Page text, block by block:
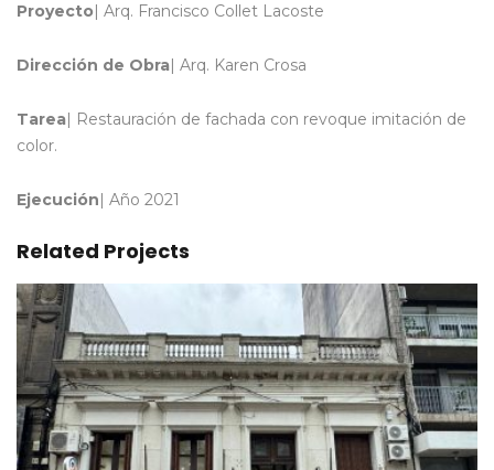
Proyecto | Arq. Francisco Collet Lacoste
Dirección de Obra | Arq. Karen Crosa
Tarea | Restauración de fachada con revoque imitación de
color.
Ejecución | Año 2021
Related Projects